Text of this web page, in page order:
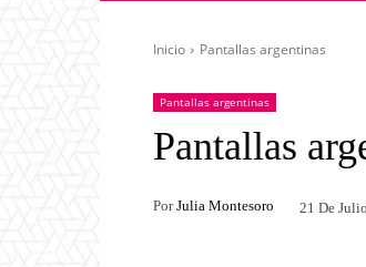
Inicio Pantallas argentinas
Pantallas argentinas
Pantallas
Por Julia Montesoro 21 De